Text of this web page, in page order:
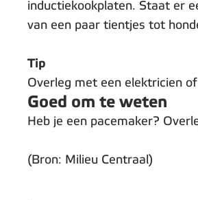
inductiekookplaten. Staat er
van een paar tientjes tot
Tip
Overleg met een elektricien
Goed om te weten
Heb je een pacemaker?
(Bron: Milieu Centraal)